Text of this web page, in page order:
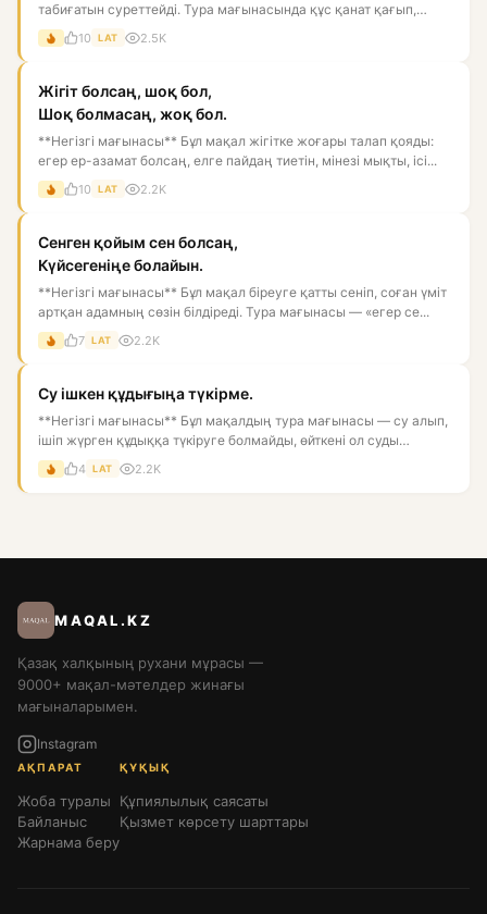
табиғатын суреттейді. Тура мағынасында құс қанат қағып,
биікке ұм...
10 LAT 2.5K
Жігіт болсаң, шоқ бол,
Шоқ болмасаң, жоқ бол.
**Негізгі мағынасы** Бұл мақал жігітке жоғары талап қояды:
егер ер-азамат болсаң, елге пайдаң тиетін, мінезі мықты, ісі...
10 LAT 2.2K
Сенген қойым сен болсаң,
Күйсегеніңе болайын.
**Негізгі мағынасы** Бұл мақал біреуге қатты сеніп, соған үміт
артқан адамның сөзін білдіреді. Тура мағынасы — «егер се...
7 LAT 2.2K
Су ішкен құдығыңа түкірме.
**Негізгі мағынасы** Бұл мақалдың тура мағынасы — су алып,
ішіп жүрген құдыққа түкіруге болмайды, өйткені ол суды
ластай...
4 LAT 2.2K
MAQAL.KZ
Қазақ халқының рухани мұрасы —
9000+ мақал-мәтелдер жинағы
мағыналарымен.
Instagram
АҚПАРАТ
Жоба туралы
Байланыс
Жарнама беру
ҚҰҚЫҚ
Құпиялылық саясаты
Қызмет көрсету шарттары